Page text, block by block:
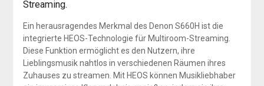
Streaming.
Ein herausragendes Merkmal des Denon S660H ist die
integrierte HEOS-Technologie für Multiroom-Streaming.
Diese Funktion ermöglicht es den Nutzern, ihre
Lieblingsmusik nahtlos in verschiedenen Räumen ihres
Zuhauses zu streamen. Mit HEOS können Musikliebhaber